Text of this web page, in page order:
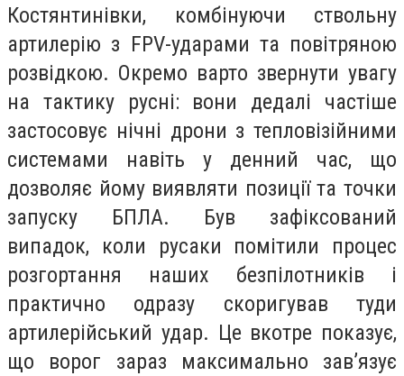
Костянтинівки, комбінуючи ствольну
артилерію з FPV-ударами та повітряною
розвідкою. Окремо варто звернути увагу
на тактику русні: вони дедалі частіше
застосовує нічні дрони з тепловізійними
системами навіть у денний час, що
дозволяє йому виявляти позиції та точки
запуску БПЛА. Був зафіксований
випадок, коли русаки помітили процес
розгортання наших безпілотників і
практично одразу скоригував туди
артилерійський удар. Це вкотре показує,
що ворог зараз максимально зав’язує